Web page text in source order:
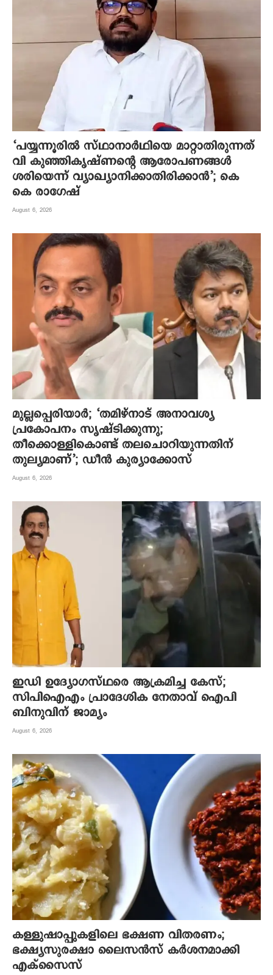
‘പയ്യന്നൂരിൽ സ്ഥാനാർഥിയെ മാറ്റാതിരുന്നത്
വി കുഞ്ഞികൃഷ്ണന്റെ ആരോപണങ്ങൾ
ശരിയെന്ന് വ്യാഖ്യാനിക്കാതിരിക്കാൻ’; കെ
കെ രാഗേഷ്
August 6, 2026
മുല്ലപ്പെരിയാര്‍; ‘തമിഴ്നാട് അനാവശ്യ
പ്രകോപനം സൃഷ്ടിക്കുന്നു;
തീക്കൊള്ളികൊണ്ട് തലചൊറിയുന്നതിന്
തുല്യമാണ്’; ഡീന്‍ കുര്യാക്കോസ്
August 6, 2026
ഇഡി ഉദ്യോഗസ്ഥരെ ആക്രമിച്ച കേസ്;
സിപിഐഎം പ്രാദേശിക നേതാവ് ഐപി
ബിനുവിന് ജാമ്യം
August 6, 2026
കള്ളുഷാപ്പുകളിലെ ഭക്ഷണ വിതരണം;
ഭക്ഷ്യസുരക്ഷാ ലൈസന്‍സ് കര്‍ശനമാക്കി
എക്‌സൈസ്